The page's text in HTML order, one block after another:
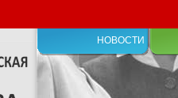
НОВОСТИ